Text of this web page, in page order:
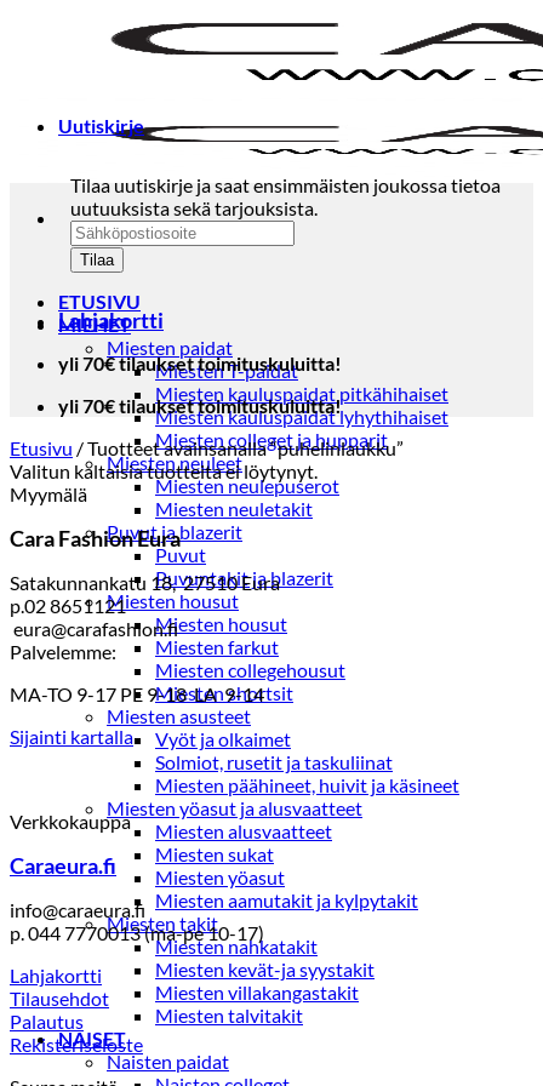
ETUSIVU
MIEHET
Miesten paidat
Miesten T-paidat
Miesten kauluspaidat pitkähihaiset
Miesten kauluspaidat lyhythihaiset
Miesten colleget ja hupparit
Miesten neuleet
Miesten neulepuserot
Miesten neuletakit
Puvut ja blazerit
Puvut
Puvuntakit ja blazerit
Miesten housut
Miesten housut
Miesten farkut
Miesten collegehousut
Miesten shortsit
Miesten asusteet
Vyöt ja olkaimet
Solmiot, rusetit ja taskuliinat
Miesten päähineet, huivit ja käsineet
Miesten yöasut ja alusvaatteet
Miesten alusvaatteet
Miesten sukat
Miesten yöasut
Miesten aamutakit ja kylpytakit
Miesten takit
Miesten nahkatakit
Miesten kevät-ja syystakit
Miesten villakangastakit
Miesten talvitakit
NAISET
Naisten paidat
Uutiskirje
Tilaa uutiskirje ja saat ensimmäisten joukossa tietoa
uutuuksista sekä tarjouksista.
Lahjakortti
yli 70€ tilaukset toimituskuluitta!
yli 70€ tilaukset toimituskuluitta!
Etusivu /Tuotteet avainsanalla “puhelinlaukku”
Valitun kaltaisia tuotteita ei löytynyt.
Myymälä
Cara Fashion Eura
Satakunnankatu 18, 27510 Eura
p.02 8651121
eura@carafashion.fi
Palvelemme:
MA-TO 9-17 PE 9-18 LA 9-14
Sijainti kartalla
Verkkokauppa
Caraeura.fi
info@caraeura.fi
p. 044 7770013 (ma-pe 10-17)
Lahjakortti
Tilausehdot
Palautus
Rekisteriseloste